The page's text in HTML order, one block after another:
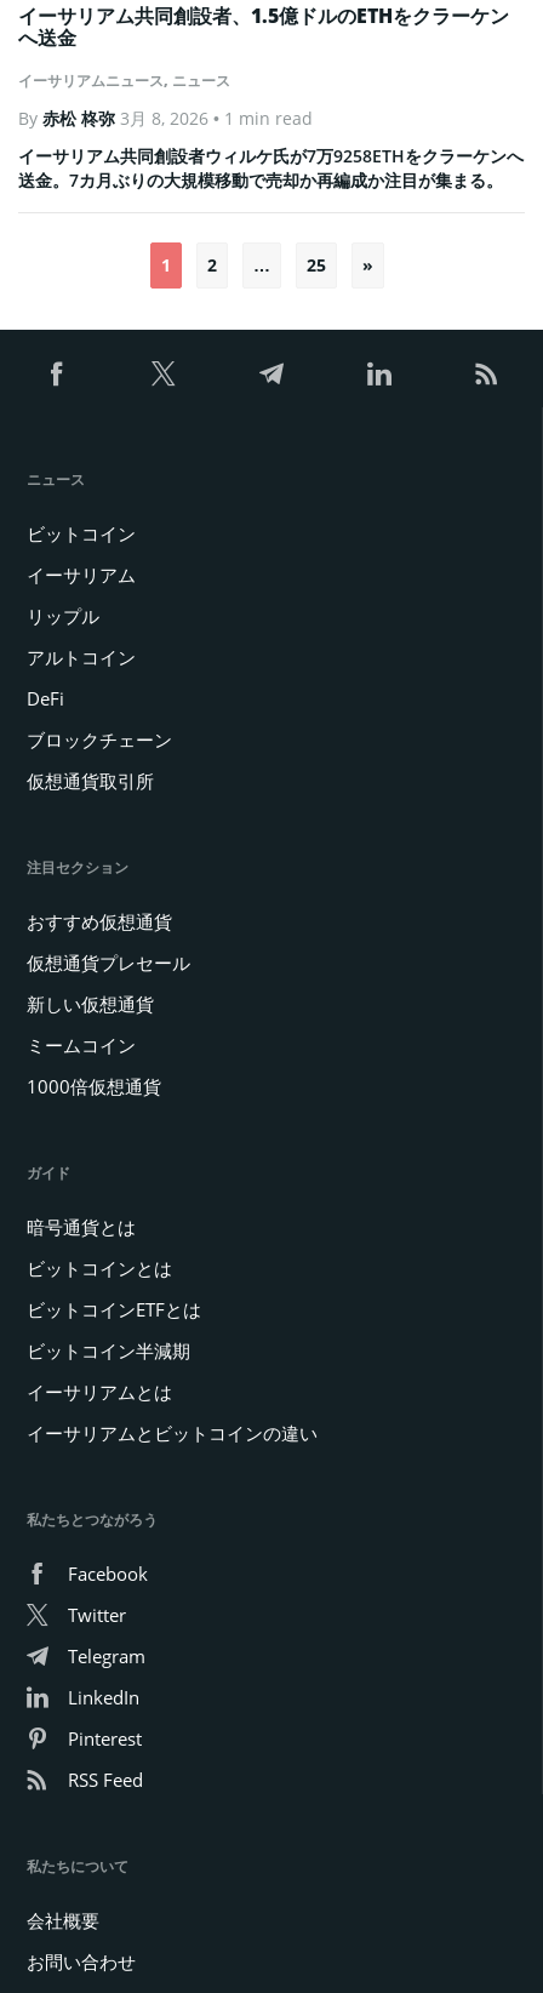
イーサリアムニュース, ニュース
イーサリアム共同創設者、1.5億ドルのETHをクラーケン
へ送金
By 赤松 柊弥 3月 8, 2026 • 1 min read
イーサリアム共同創設者ウィルケ氏が7万9258ETHをクラーケンへ
送金。7カ月ぶりの大規模移動で売却か再編成か注目が集まる。
の
ー
1 2 … 25 »
ニュース
ビットコイン
イーサリアム
リップル
アルトコイン
DeFi
ブロックチェーン
仮想通貨取引所
注目セクション
おすすめ仮想通貨
仮想通貨プレセール
新しい仮想通貨
ミームコイン
1000倍仮想通貨
ガイド
暗号通貨とは
ビットコインとは
ビットコインETFとは
ビットコイン半減期
イーサリアムとは
イーサリアムとビットコインの違い
私たちとつながろう
Facebook
Twitter
Telegram
LinkedIn
Pinterest
RSS Feed
私たちについて
会社概要
お問い合わせ